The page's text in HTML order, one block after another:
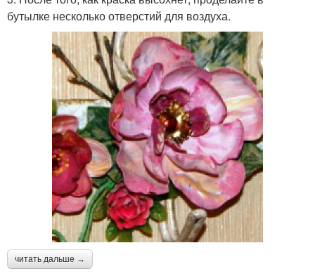
бутылке несколько отверстий для воздуха.
читать дальше →